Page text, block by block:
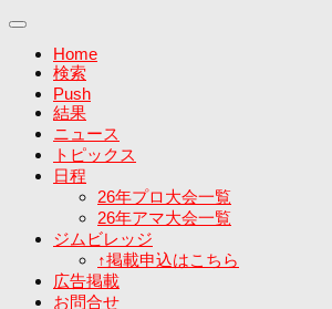
Home
検索
Push
結果
ニュース
トピックス
日程
26年プロ大会一覧
26年アマ大会一覧
ジムビレッジ
↑掲載申込はこちら
広告掲載
お問合せ